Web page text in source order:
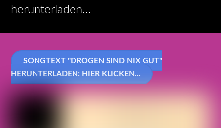
herunterladen…
SONGTEXT "DROGEN SIND NIX GUT"
HERUNTERLADEN: HIER KLICKEN...